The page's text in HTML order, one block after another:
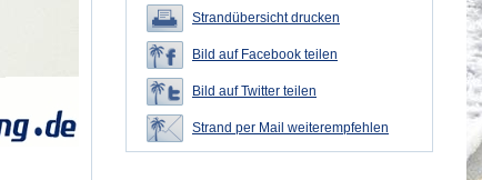
Strandübersicht drucken
Bild auf Facebook teilen
Bild auf Twitter teilen
Strand per Mail weiterempfehlen